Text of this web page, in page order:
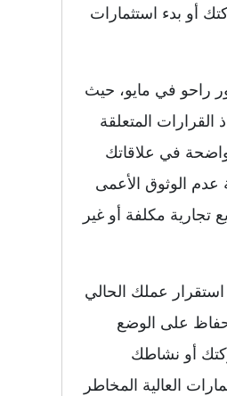
أو بدء استثمارات
راحو في مايو، حيث
المتعلقة
في علاقاتك
الوثوق الأعمى
مكلفة أو غير
عملك الحالي
على الوضع
أو نشاطك
العالية المخاطر